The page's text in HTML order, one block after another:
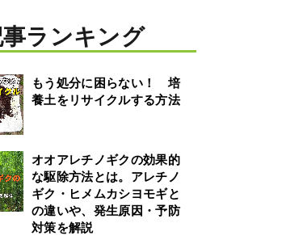
事ランキング
もう処分に困らない！ 培
養土をリサイクルする方法
オオアレチノギクの効果的
な駆除方法とは。アレチノ
ギク・ヒメムカシヨモギと
の違いや、発生原因・予防
対策を解説